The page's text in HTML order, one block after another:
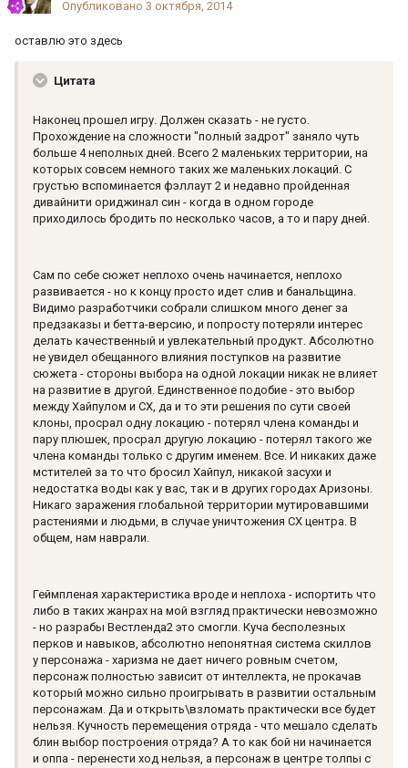
Опубликовано 3 октября, 2014
оставлю это здесь
Цитата
Наконец прошел игру. Должен сказать - не густо.
Прохождение на сложности "полный задрот" заняло чуть
больше 4 неполных дней. Всего 2 маленьких территории, на
которых совсем немного таких же маленьких локаций. С
грустью вспоминается фэллаут 2 и недавно пройденная
дивайнити ориджинал син - когда в одном городе
приходилось бродить по несколько часов, а то и пару дней.
Сам по себе сюжет неплохо очень начинается, неплохо
развивается - но к концу просто идет слив и банальщина.
Видимо разработчики собрали слишком много денег за
предзаказы и бетта-версию, и попросту потеряли интерес
делать качественный и увлекательный продукт. Абсолютно
не увидел обещанного влияния поступков на развитие
сюжета - стороны выбора на одной локации никак не влияет
на развитие в другой. Единственное подобие - это выбор
между Хайпулом и СХ, да и то эти решения по сути своей
клоны, просрал одну локацию - потерял члена команды и
пару плюшек, просрал другую локацию - потерял такого же
члена команды только с другим именем. Все. И никаких даже
мстителей за то что бросил Хайпул, никакой засухи и
недостатка воды как у вас, так и в других городах Аризоны.
Никаго заражения глобальной территории мутировавшими
растениями и людьми, в случае уничтожения СХ центра. В
общем, нам наврали.
Геймпленая характеристика вроде и неплоха - испортить что
либо в таких жанрах на мой взгляд практически невозможно
- но разрабы Вестленда2 это смогли. Куча бесполезных
перков и навыков, абсолютно непонятная система скиллов
у персонажа - харизма не дает ничего ровным счетом,
персонаж полностью зависит от интеллекта, не прокачав
который можно сильно проигрывать в развитии остальным
персонажам. Да и открыть\взломать практически все будет
нельзя. Кучность перемещения отряда - что мешало сделать
блин выбор построения отряда? А то как бой ни начинается
и оппа - перенести ход нельзя, а персонаж в центре толпы с